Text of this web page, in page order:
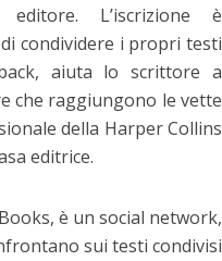
L’iscrizione è
condividere i propri testi
aiuta lo scrittore a
che raggiungono le vette
della Harper Collins
editrice.
è un social network,
sui testi condivisi